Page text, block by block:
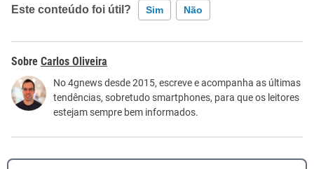
Este conteúdo foi útil? Sim Não
Este conteúdo contém informação incorreta
Este conteúdo não tem a informação que procuro
Outro
Carlos Oliveira
No 4gnews desde 2015, escreve e acompanha as últimas
tendências, sobretudo smartphones, para que os leitores
estejam sempre bem informados.